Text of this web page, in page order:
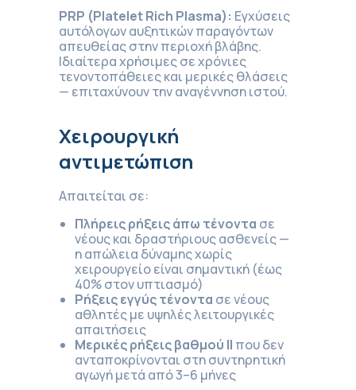
PRP (Platelet Rich Plasma): Εγχύσεις
αυτόλογων αυξητικών παραγόντων
απευθείας στην περιοχή βλάβης.
Ιδιαίτερα χρήσιμες σε χρόνιες
τενοντοπάθειες και μερικές θλάσεις
— επιταχύνουν την αναγέννηση ιστού.
Χειρουργική
αντιμετώπιση
Απαιτείται σε:
Πλήρεις ρήξεις άπω τένοντα σε
νέους και δραστήριους ασθενείς —
η απώλεια δύναμης χωρίς
χειρουργείο είναι σημαντική (έως
40% στον υπτιασμό)
Ρήξεις εγγύς τένοντα σε νέους
αθλητές με υψηλές λειτουργικές
απαιτήσεις
Μερικές ρήξεις βαθμού ΙΙ που δεν
ανταποκρίνονται στη συντηρητική
αγωγή μετά από 3–6 μήνες